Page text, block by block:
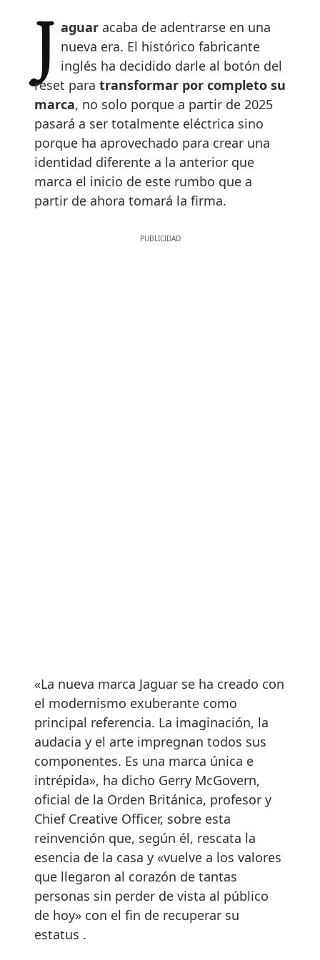
Jaguar acaba de adentrarse en una
nueva era. El histórico fabricante
inglés ha decidido darle al botón del
reset para transformar por completo su
marca, no solo porque a partir de 2025
pasará a ser totalmente eléctrica sino
porque ha aprovechado para crear una
identidad diferente a la anterior que
marca el inicio de este rumbo que a
partir de ahora tomará la firma.
«La nueva marca Jaguar se ha creado con
el modernismo exuberante como
principal referencia. La imaginación, la
audacia y el arte impregnan todos sus
componentes. Es una marca única e
intrépida», ha dicho Gerry McGovern,
oficial de la Orden Británica, profesor y
Chief Creative Officer, sobre esta
reinvención que, según él, rescata la
esencia de la casa y «vuelve a los valores
que llegaron al corazón de tantas
personas sin perder de vista al público
de hoy» con el fin de recuperar su
estatus .